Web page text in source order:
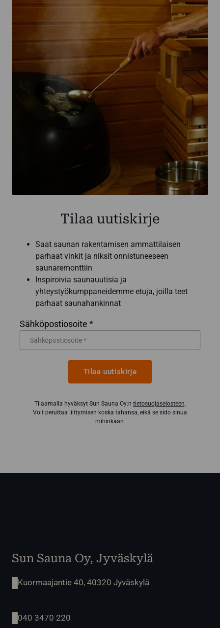
Tilaa uutiskirje
Saat saunan rakentamisen ammattilaisen
parhaat vinkit ja niksit onnistuneeseen
saunaremonttiin
Inspiroivia saunauutisia ja
yhteystyökumppaneidemme etuja, joilla teet
parhaat saunahankinnat
Sähköpostiosoite *
Tilaa uutiskirje
Tilaamalla hyväksyt Sun Sauna Oy:n tietosuojaselosteen.
Voit peruttaa liittymisen koska tahansa, eikä se sido sinua
mihinkään.
Sun Sauna Oy, Jyväskylä
Kuormaajantie 40, 40320 Jyväskylä
040 3470 220